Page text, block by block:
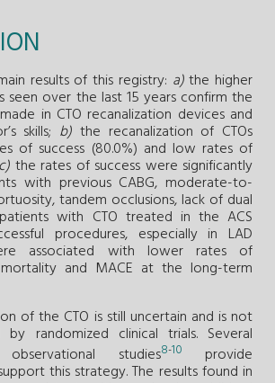
results of this registry: a)the higher
seen over the last 15 years confirm the
in CTO recanalization devices and
skills; b) the recanalization of CTOs
of success (80.0%) and low rates of
the rates of success were significantly
with previous CABG, moderate-to-
tandem occlusions, lack of dual
with CTO treated in the ACS
procedures, especially in LAD
associated with lower rates of
mortality and MACE at the long-term
of the CTO is still uncertain and is not
randomized clinical trials. Several
studies8-10 provide
this strategy. The results found in